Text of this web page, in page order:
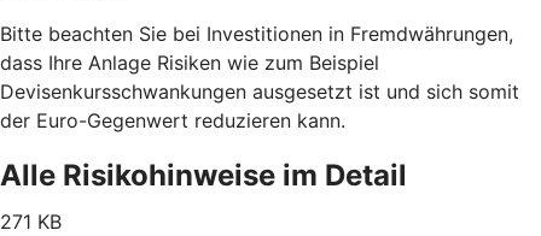
Bitte beachten Sie bei Investitionen in Fremdwährungen,
dass Ihre Anlage Risiken wie zum Beispiel
Devisenkursschwankungen ausgesetzt ist und sich somit
der Euro-Gegenwert reduzieren kann.
Alle Risikohinweise im Detail
271 KB